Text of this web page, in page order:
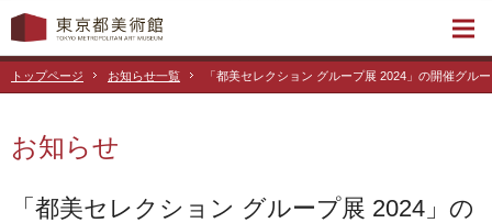
トップページ お知らせ一覧 「都美セレクション グループ展 2024」の開催グル
お知らせ
「都美セレクション グループ展 2024」の